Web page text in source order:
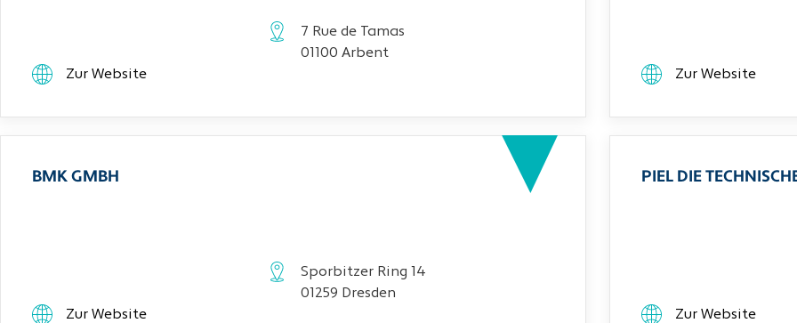
7 Rue de Tamas
01100 Arbent
Zur Website
Zur Website
BMK GMBH
Sporbitzer Ring 14
01259 Dresden
Zur Website
PIEL DIE
Zur Website